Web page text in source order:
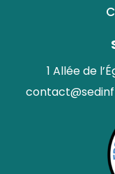
1 Allée de